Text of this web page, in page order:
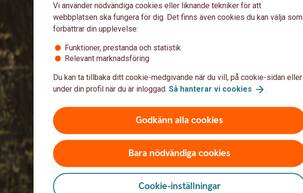
Vi använder nödvändiga cookies eller liknande tekniker för att
webbplatsen ska fungera för dig. Det finns även cookies du kan välja som
förbättrar din upplevelse:
Funktioner, prestanda och statistik
Relevant marknadsföring
Du kan ta tillbaka ditt cookie-medgivande när du vill, på cookie-sidan eller
under din profil när du är inloggad. Så hanterar vi cookies .
Godkänn alla cookies
Bara nödvändiga cookies
Cookie-inställningar